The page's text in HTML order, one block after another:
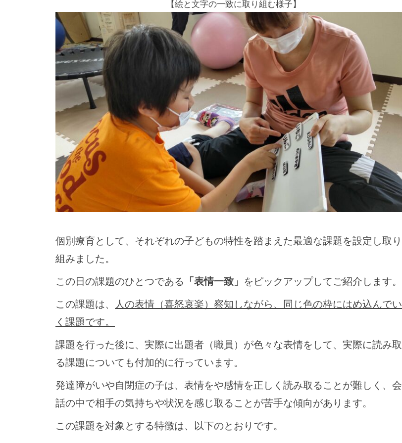
【絵と文字の一致に取り組む様子】
個別療育として、それぞれの子どもの特性を踏まえた最適な課題を設定し取り
組みました。
この日の課題のひとつである 「表情一致」 をピックアップしてご紹介します。
この課題は、
人の表情（喜怒哀楽）察知しながら、同じ色の枠にはめ込んでい
く課題です。
課題を行った後に、実際に出題者（職員）が色々な表情をして、実際に読み取
る課題についても付加的に行っています。
発達障がいや自閉症の子は、表情をや感情を正しく読み取ることが難しく、会
話の中で相手の気持ちや状況を感じ取ることが苦手な傾向があります。
この課題を対象とする特徴は、以下のとおりです。